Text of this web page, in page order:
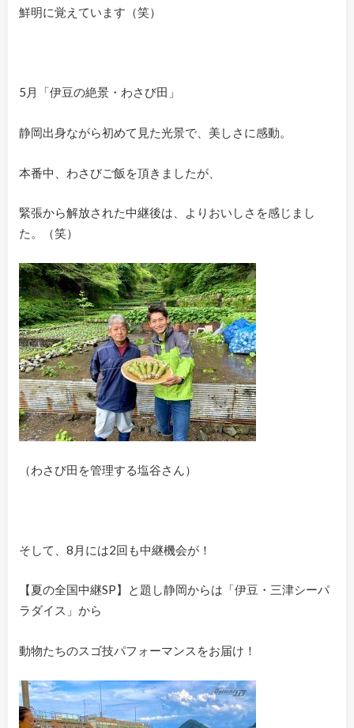
鮮明に覚えています（笑）
5月「伊豆の絶景・わさび田」
静岡出身ながら初めて見た光景で、美しさに感動。
本番中、わさびご飯を頂きましたが、
緊張から解放された中継後は、よりおいしさを感じまし
た。（笑）
（わさび田を管理する塩谷さん）
そして、8月には2回も中継機会が！
【夏の全国中継SP】と題し静岡からは「伊豆・三津シーパ
ラダイス」から
動物たちのスゴ技パフォーマンスをお届け！